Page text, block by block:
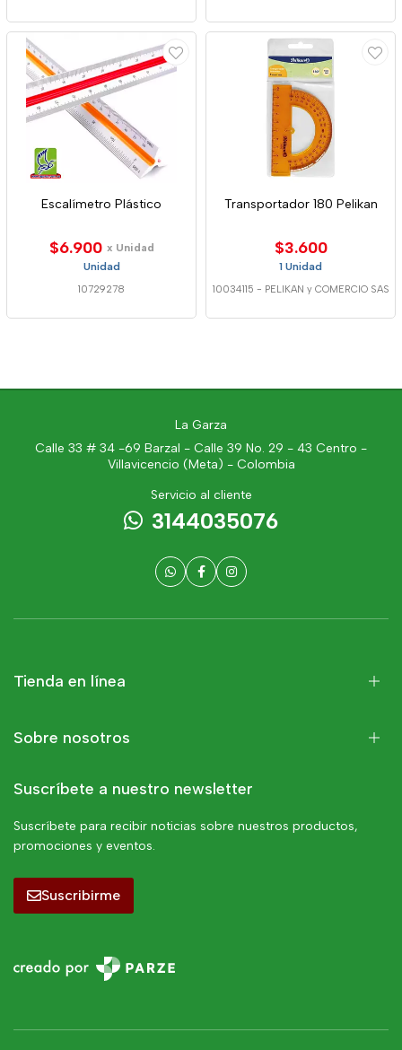
Escalímetro Plástico
$6.900 x Unidad
Unidad
10729278
Transportador 180 Pelikan
$3.600
1 Unidad
10034115 - PELIKAN y COMERCIO SAS
La Garza
Calle 33 # 34 -69 Barzal - Calle 39 No. 29 - 43 Centro -
Villavicencio (Meta) - Colombia
Servicio al cliente
3144035076
Tienda en línea
Sobre nosotros
Suscríbete a nuestro newsletter
Suscríbete para recibir noticias sobre nuestros productos,
promociones y eventos.
Suscribirme